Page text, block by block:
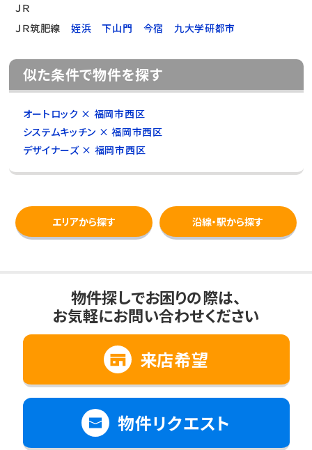
ＪＲ
ＪＲ筑肥線
姪浜 下山門 今宿 九大学研都市
似た条件で物件を探す
オートロック × 福岡市西区
システムキッチン × 福岡市西区
デザイナーズ × 福岡市西区
エリアから探す 沿線・駅から探す
物件探しでお困りの際は、
お気軽にお問い合わせください
来店希望
物件リクエスト